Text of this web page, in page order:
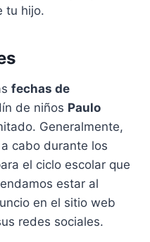
tu hijo.
fechas de
de niños Paulo
Generalmente,
cabo durante los
el ciclo escolar que
estar al
en el sitio web
redes sociales.